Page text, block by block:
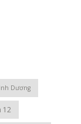
Dương
12